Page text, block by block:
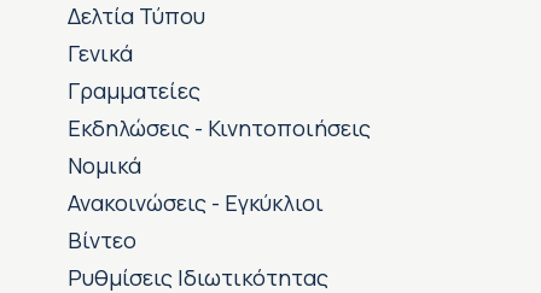
Δελτία Τύπου
Γενικά
Γραμματείες
Εκδηλώσεις - Κινητοποιήσεις
Νομικά
Ανακοινώσεις - Εγκύκλιοι
Βίντεο
Ρυθμίσεις Ιδιωτικότητας